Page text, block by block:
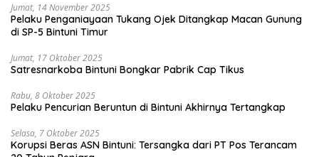
Jumat, 14 November 2025
Pelaku Penganiayaan Tukang Ojek Ditangkap Macan Gunung
di SP-5 Bintuni Timur
Jumat, 17 Oktober 2025
Satresnarkoba Bintuni Bongkar Pabrik Cap Tikus
Rabu, 8 Oktober 2025
Pelaku Pencurian Beruntun di Bintuni Akhirnya Tertangkap
Selasa, 7 Oktober 2025
Korupsi Beras ASN Bintuni: Tersangka dari PT Pos Terancam